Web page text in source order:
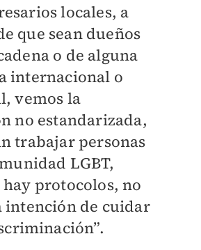
locales, a
que sean dueños
o de alguna
internacional o
vemos la
no estandarizada,
trabajar personas
LGBT,
protocolos, no
intención de cuidar